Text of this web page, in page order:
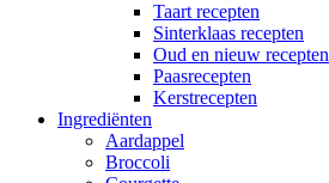
Taart recepten
Sinterklaas recepten
Oud en nieuw recepten
Paasrecepten
Kerstrecepten
Ingrediënten
Aardappel
Broccoli